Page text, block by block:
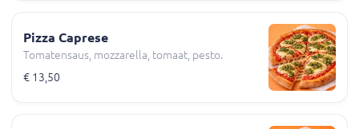
Pizza Caprese
Tomatensaus, mozzarella, tomaat, pesto.
€ 13,50